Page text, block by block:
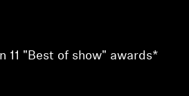
11 "Best of show" awards*